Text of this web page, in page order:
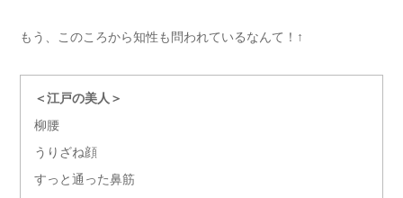
もう、このころから知性も問われているなんて！↑
＜江戸の美人＞
柳腰
うりざね顔
すっと通った鼻筋